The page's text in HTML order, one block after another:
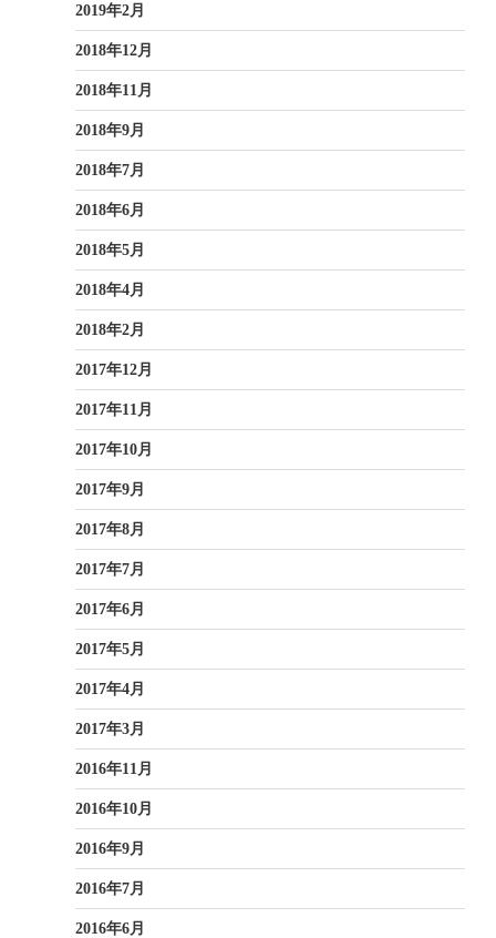
2019年2月
2018年12月
2018年11月
2018年9月
2018年7月
2018年6月
2018年5月
2018年4月
2018年2月
2017年12月
2017年11月
2017年10月
2017年9月
2017年8月
2017年7月
2017年6月
2017年5月
2017年4月
2017年3月
2016年11月
2016年10月
2016年9月
2016年7月
2016年6月